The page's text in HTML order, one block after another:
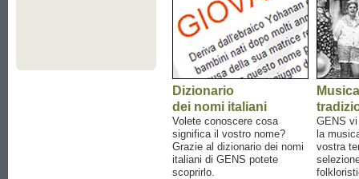
Dizionario
dei nomi italiani
Volete conoscere cosa
significa il vostro nome?
Grazie al dizionario dei nomi
italiani di GENS potete
scoprirlo.
Musica
GENS
la
vostra